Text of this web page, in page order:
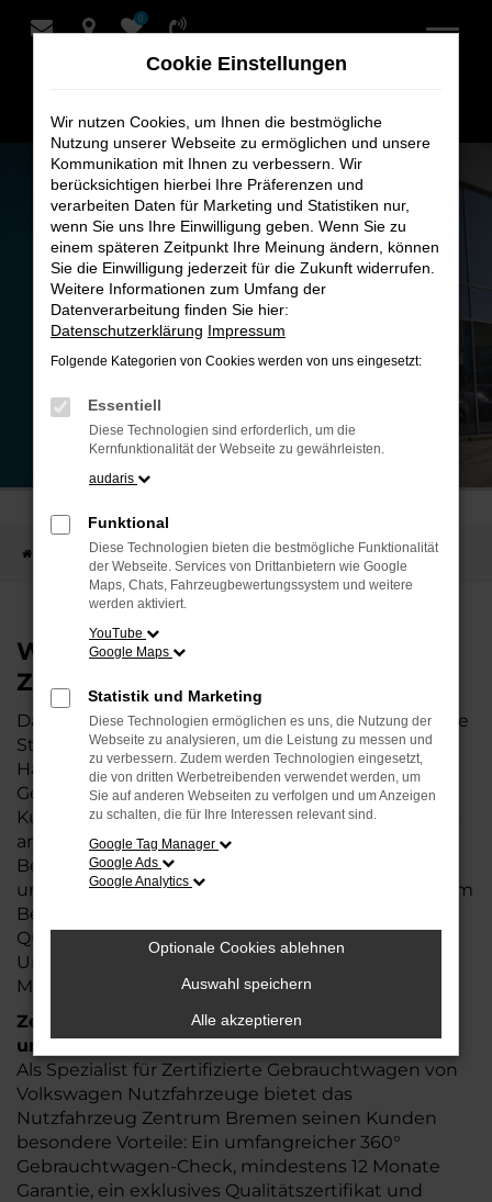
Zum
0
Startseite Standorte Nutzfahrzeug Zentrum Bremen
Willkommen im Nutzfahrzeug
Zentrum Bremen
Das Nutzfahrzeug Zentrum Bremen ist der zentrale
Standort für Volkswagen Nutzfahrzeuge in der
Hansestadt – und Spezialist für Neuwagen,
Gebrauchtwagen und Service aus einer Hand.
Kunden finden hier das komplette Modellportfolio
an Volkswagen Nutzfahrzeugen, kompetente
Beratung sowie individuelle Lösungen für private
und gewerbliche Mobilitätsanforderungen. Auch im
Bereich Service bietet der Standort höchste
Qualität – von Wartung und Reparatur über
Unfallschadensmanagement bis hin zu flexiblen
Mobilitätsangeboten.
Zertifizierte Gebrauchtwagen – Mehr Sicherheit
und Transparenz
Als Spezialist für Zertifizierte Gebrauchtwagen von
Volkswagen Nutzfahrzeuge bietet das
Nutzfahrzeug Zentrum Bremen seinen Kunden
besondere Vorteile: Ein umfangreicher 360°
Gebrauchtwagen-Check, mindestens 12 Monate
Garantie, ein exklusives Qualitätszertifikat und
Cookie Einstellungen
Wir nutzen Cookies, um Ihnen die bestmögliche
Nutzung unserer Webseite zu ermöglichen und unsere
Kommunikation mit Ihnen zu verbessern. Wir
berücksichtigen hierbei Ihre Präferenzen und
verarbeiten Daten für Marketing und Statistiken nur,
wenn Sie uns Ihre Einwilligung geben. Wenn Sie zu
einem späteren Zeitpunkt Ihre Meinung ändern, können
Sie die Einwilligung jederzeit für die Zukunft widerrufen.
Weitere Informationen zum Umfang der
Datenverarbeitung finden Sie hier:
Datenschutzerklärung Impressum
Folgende Kategorien von Cookies werden von uns eingesetzt:
Essentiell
Diese Technologien sind erforderlich, um die
Kernfunktionalität der Webseite zu gewährleisten.
audaris
Funktional
Diese Technologien bieten die bestmögliche Funktionalität
der Webseite. Services von Drittanbietern wie Google
Maps, Chats, Fahrzeugbewertungssystem und weitere
werden aktiviert.
YouTube
Google Maps
Statistik und Marketing
Diese Technologien ermöglichen es uns, die Nutzung der
Webseite zu analysieren, um die Leistung zu messen und
zu verbessern. Zudem werden Technologien eingesetzt,
die von dritten Werbetreibenden verwendet werden, um
Sie auf anderen Webseiten zu verfolgen und um Anzeigen
zu schalten, die für Ihre Interessen relevant sind.
Google Tag Manager
Google Ads
Google Analytics
Optionale Cookies ablehnen
Auswahl speichern
Alle akzeptieren